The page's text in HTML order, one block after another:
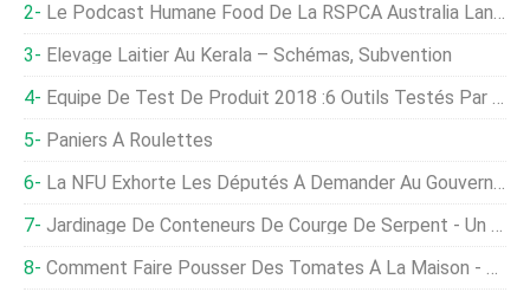
Le Podcast Humane Food De La RSPCA Australia Lance Sa Deuxième Saison
Élevage Laitier Au Kerala – Schémas, Subvention
Équipe De Test De Produit 2018 :6 Outils Testés Par Les Agriculteurs
Paniers À Roulettes
La NFU Exhorte Les Députés À Demander Au Gouvernement Des Détails Sur La Protection Des Normes Alimentaires Dans Les Accords Commerciaux
Jardinage De Conteneurs De Courge De Serpent - Un Guide Complet
Comment Faire Pousser Des Tomates À La Maison - Un Guide Complet